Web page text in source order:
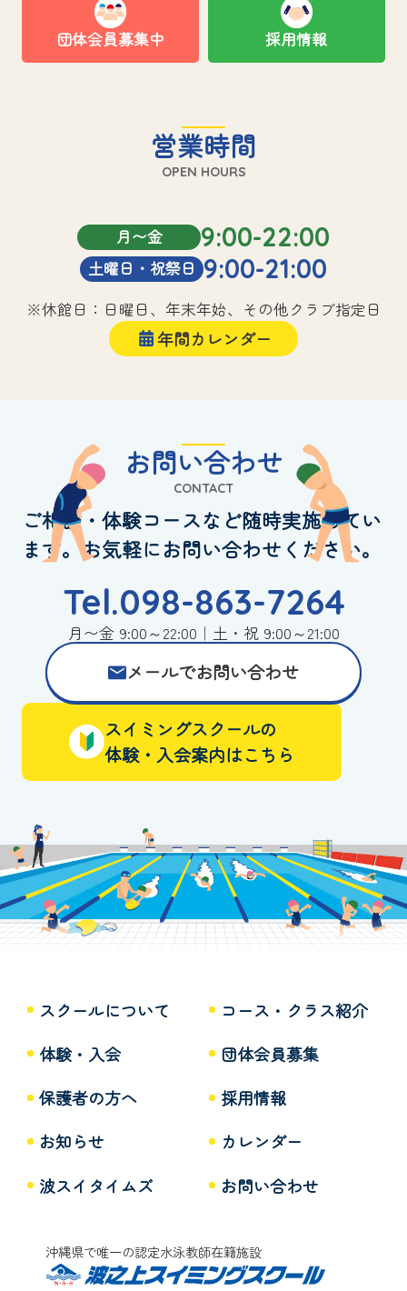
団体会員募集中 採用情報
営業時間
OPEN HOURS
月〜金 9:00-22:00
土曜日・祝祭日 9:00-21:00
※休館日：日曜日、年末年始、その他クラブ指定日
年間カレンダー
お問い合わせ
CONTACT
ご相談・体験コースなど随時実施してい
ます。お気軽にお問い合わせください。
Tel.098-863-7264
月〜金 9:00～22:00｜土・祝 9:00～21:00
メールでお問い合わせ
スイミングスクールの
体験・入会案内はこちら
スクールについて
コース・クラス紹介
体験・入会
団体会員募集
保護者の方へ
採用情報
お知らせ
カレンダー
波スイタイムズ
お問い合わせ
沖縄県で唯一の認定水泳教師在籍施設